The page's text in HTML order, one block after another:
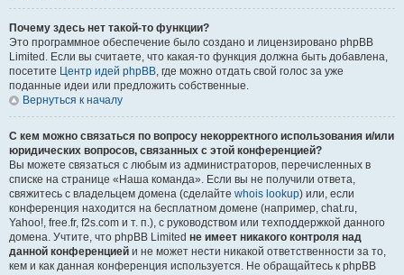
Почему здесь нет такой-то функции?
Это программное обеспечение было создано и лицензировано phpBB
Limited. Если вы считаете, что какая-то функция должна быть добавлена,
посетите Центр идей phpBB, где можно отдать свой голос за уже
поданные идеи или предложить собственные.
Вернуться к началу
С кем можно связаться по вопросу некорректного использования и/или
юридических вопросов, связанных с этой конференцией?
Вы можете связаться с любым из администраторов, перечисленных в
списке на странице «Наша команда». Если вы не получили ответа,
свяжитесь с владельцем домена (сделайте whois lookup) или, если
конференция находится на бесплатном домене (например, chat.ru,
Yahoo!, free.fr, f2s.com и т. п.), с руководством или техподдержкой данного
домена. Учтите, что phpBB Limited не имеет никакого контроля над
данной конференцией и не может нести никакой ответственности за то,
кем и как данная конференция используется. Не обращайтесь к phpBB